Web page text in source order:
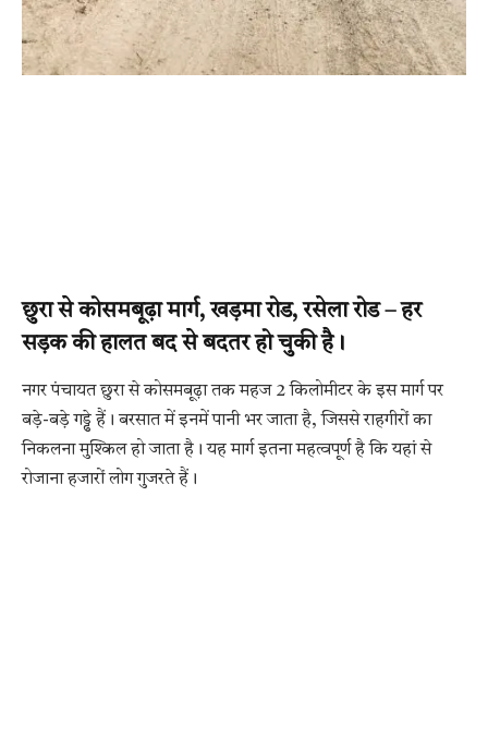
छुरा से कोसमबूढ़ा मार्ग, खड़मा रोड, रसेला रोड – हर
सड़क की हालत बद से बदतर हो चुकी है।
नगर पंचायत छुरा से कोसमबूढ़ा तक महज 2 किलोमीटर के इस मार्ग पर
बड़े-बड़े गड्ढे हैं। बरसात में इनमें पानी भर जाता है, जिससे राहगीरों का
निकलना मुश्किल हो जाता है। यह मार्ग इतना महत्वपूर्ण है कि यहां से
रोजाना हजारों लोग गुजरते हैं।